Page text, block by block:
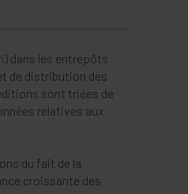
dans les entrepôts
de distribution des
sont triées de
relatives aux
du fait de la
croissante des